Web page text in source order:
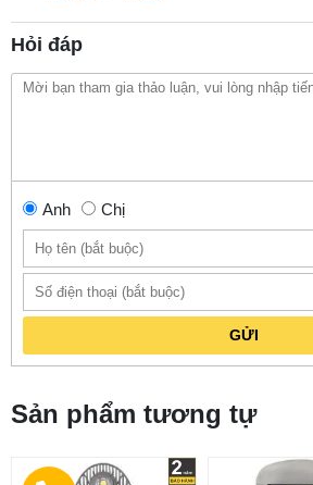
Hỏi đáp
Anh Chị
GỬI
Sản phẩm tương tự